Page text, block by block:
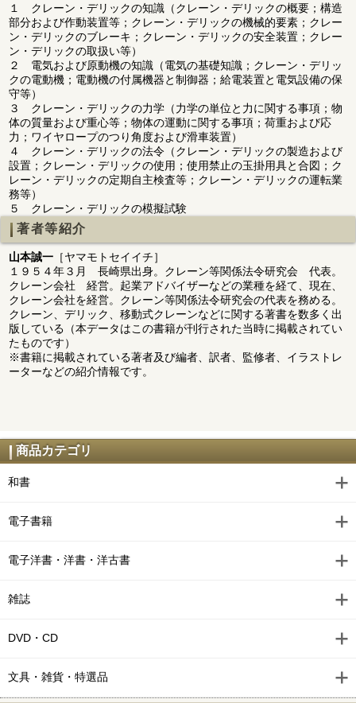
１ クレーン・デリックの知識（クレーン・デリックの概要；構造
部分および作動装置等；クレーン・デリックの機械的要素；クレー
ン・デリックのブレーキ；クレーン・デリックの安全装置；クレー
ン・デリックの取扱い等）
２ 電気および原動機の知識（電気の基礎知識；クレーン・デリッ
クの電動機；電動機の付属機器と制御器；給電装置と電気設備の保
守等）
３ クレーン・デリックの力学（力学の単位と力に関する事項；物
体の質量および重心等；物体の運動に関する事項；荷重および応
力；ワイヤロープのつり角度および滑車装置）
４ クレーン・デリックの法令（クレーン・デリックの製造および
設置；クレーン・デリックの使用；使用禁止の玉掛用具と合図；ク
レーン・デリックの定期自主検査等；クレーン・デリックの運転業
務等）
５ クレーン・デリックの模擬試験
著者等紹介
山本誠一 ［ヤマモトセイイチ］
１９５４年３月 長崎県出身。クレーン等関係法令研究会 代表。
クレーン会社 経営。起業アドバイザーなどの業種を経て、現在、
クレーン会社を経営。クレーン等関係法令研究会の代表を務める。
クレーン、デリック、移動式クレーンなどに関する著書を数多く出
版している（本データはこの書籍が刊行された当時に掲載されてい
たものです）
※書籍に掲載されている著者及び編者、訳者、監修者、イラストレ
ーターなどの紹介情報です。
商品カテゴリ
和書
電子書籍
電子洋書・洋書・洋古書
雑誌
DVD・CD
文具・雑貨・特選品